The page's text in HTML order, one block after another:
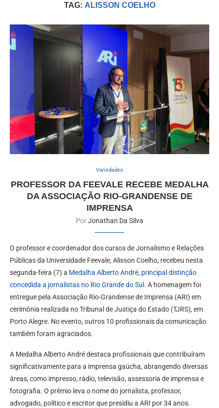
TAG: ALISSON COELHO
Variedades
PROFESSOR DA FEEVALE RECEBE MEDALHA
DA ASSOCIAÇÃO RIO-GRANDENSE DE
IMPRENSA
PorJonathan Da Silva
O professor e coordenador dos cursos de Jornalismo e Relações
Públicas da Universidade Feevale, Alisson Coelho, recebeu nesta
segunda-feira (7) a Medalha Alberto André, principal distinção
concedida a jornalistas no Rio Grande do Sul . A homenagem foi
entregue pela Associação Rio-Grandense de Imprensa (ARI) em
cerimônia realizada no Tribunal de Justiça do Estado (TJRS), em
Porto Alegre. No evento, outros 10 profissionais da comunicação
também foram agraciados.
A Medalha Alberto André destaca profissionais que contribuíram
significativamente para a imprensa gaúcha, abrangendo diversas
áreas, como impresso, rádio, televisão, assessoria de imprensa e
fotografia. O prêmio leva o nome do jornalista, professor,
advogado, político e escritor que presidiu a ARI por 34 anos.